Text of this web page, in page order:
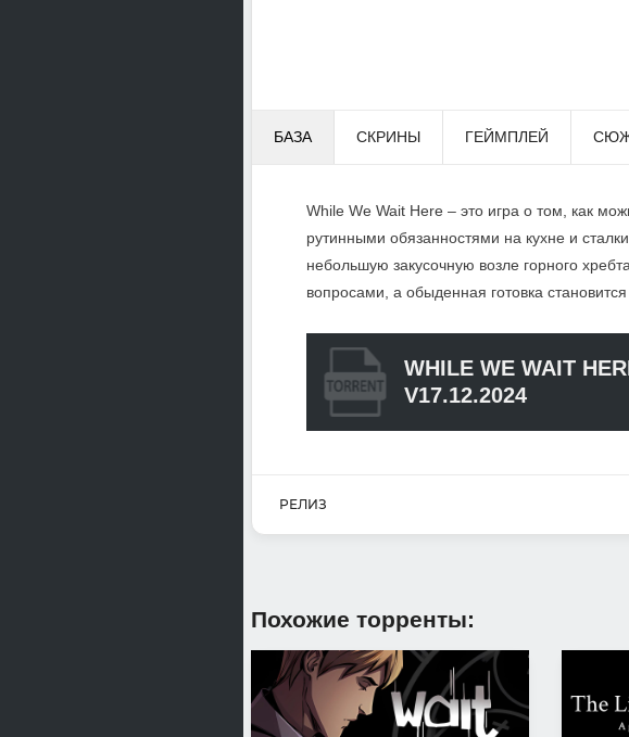
БАЗА СКРИНЫ ГЕЙМПЛЕЙ
While We Wait Here – это игра о том, как
рутинными обязанностями на кухне и
небольшую закусочную возле горного
вопросами, а обыденная готовка
WHILE WE WAIT
V17.12.2024
РЕЛИЗ
Похожие торренты: